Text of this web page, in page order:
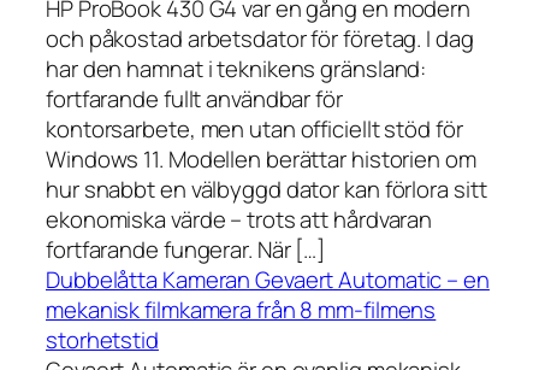
HP ProBook 430 G4 var en gång en modern
och påkostad arbetsdator för företag. I dag
har den hamnat i teknikens gränsland:
fortfarande fullt användbar för
kontorsarbete, men utan officiellt stöd för
Windows 11. Modellen berättar historien om
hur snabbt en välbyggd dator kan förlora sitt
ekonomiska värde – trots att hårdvaran
fortfarande fungerar. När […]
Dubbelåtta Kameran Gevaert Automatic – en
mekanisk filmkamera från 8 mm-filmens
storhetstid